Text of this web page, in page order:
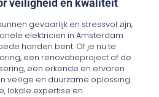
veiligheid en kwaliteit
gevaarlijk en stressvol zijn,
elektricien in Amsterdam
handen bent. Of je nu te
een renovatieproject of de
een erkende en ervaren
veilige en duurzame oplossing.
lokale expertise en